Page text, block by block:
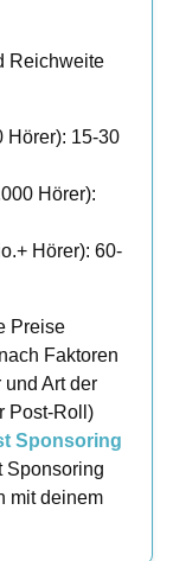
Reichweite
Hörer): 15-30
Hörer):
Hörer): 60-
Preise
Faktoren
Art der
Post-Roll)
Sponsoring
Sponsoring
mit deinem